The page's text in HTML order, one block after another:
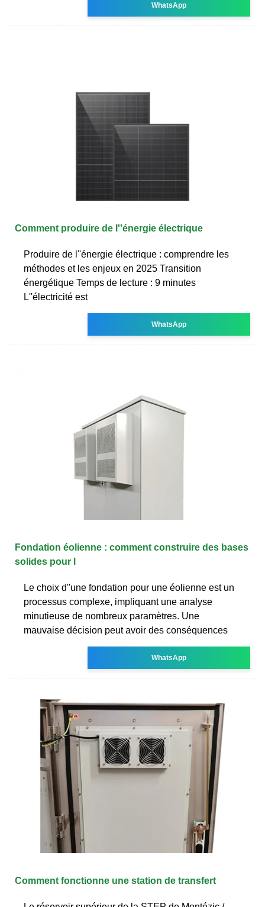
WhatsApp
Comment produire de l''énergie électrique
Produire de l''énergie électrique : comprendre les
méthodes et les enjeux en 2025 Transition
énergétique Temps de lecture : 9 minutes
L''électricité est
WhatsApp
Fondation éolienne : comment construire des bases
solides pour l
Le choix d''une fondation pour une éolienne est un
processus complexe, impliquant une analyse
minutieuse de nombreux paramètres. Une
mauvaise décision peut avoir des conséquences
WhatsApp
Comment fonctionne une station de transfert